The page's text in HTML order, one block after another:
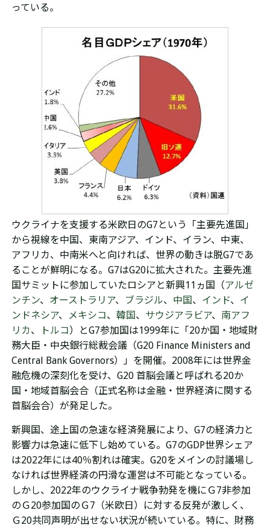
っている。
ウクライナを支援する米欧日のG7という「主要先進国」
から視線を中国、東南アジア、インド、イラン、中東、
アフリカ、中南米へと向ければ、世界の動きは脱G7であ
ることが鮮明になる。G7はG20に拡大された。主要先進
国サミットに参加していたロシアと新興11ヵ国（アルゼ
ンチン、 オーストラリア、 ブラジル、 中国、 インド、 イ
ンドネシア、 メキシコ、 韓国、 サウジアラビア、 南アフ
リカ、 トルコ）とG7参加国は1999年に「20か国・地域財
務大臣・中央銀行総裁会議（G20 Finance Ministers and
Central Bank Governors）」を開催。 2008年には世界金
融危機の深刻化を受け、 G20 首脳会議と呼ばれる20か
国・地域首脳会合（正式名称は金融・世界経済に関する
首脳会合）が発足した。
新興国、途上国の急速な経済発展により、G7の経済力と
影響力は急速に低下し始めている。G7のGDP世界シェア
は2022年には40％割れは確実。 G20を メインの討議場し
なければ世界経済の円滑な運営は不可能となっている。
しかし、2022年のウクライナ戦争勃発を機にＧ7非参加
のＧ20参加国のＧ7（米欧日）に対する反発が激しく、
Ｇ20共同声明が出せない状況が続いている。特に、財務